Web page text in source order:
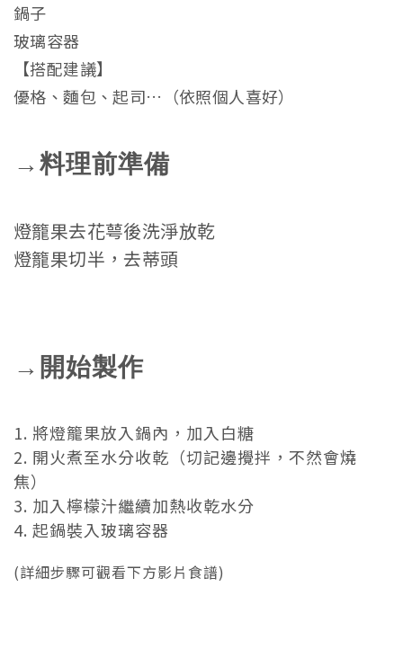
鍋子
玻璃容器
【搭配建議】
優格、麵包、起司…（依照個人喜好）
→料理前準備
燈籠果去花萼後洗淨放乾
燈籠果切半，去蒂頭
→開始製作
1. 將燈籠果放入鍋內，加入白糖
2. 開火煮至水分收乾（切記邊攪拌，不然會燒
焦）
3. 加入檸檬汁繼續加熱收乾水分
4. 起鍋裝入玻璃容器
(詳細步驟可觀看下方影片食譜)